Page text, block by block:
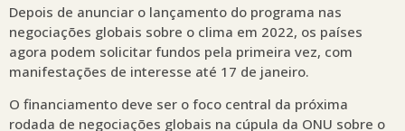
Depois de anunciar o lançamento do programa nas
negociações globais sobre o clima em 2022, os países
agora podem solicitar fundos pela primeira vez, com
manifestações de interesse até 17 de janeiro.
O financiamento deve ser o foco central da próxima
rodada de negociações globais na cúpula da ONU sobre o